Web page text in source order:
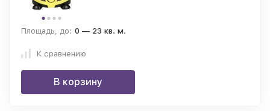
Площадь, до: 0 — 23 кв. м.
К сравнению
В корзину